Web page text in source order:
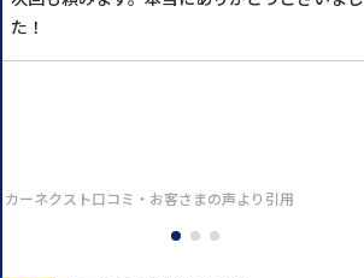
た！
ーネクスト口コミ・お客さまの声より引用